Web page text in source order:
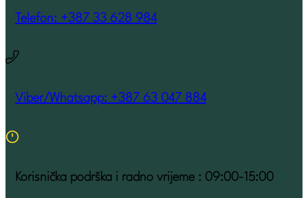
Telefon: +387 33 628 984
Viber/Whatsapp: +387 63 047 884
Korisnička podrška i radno vrijeme : 09:00-15:00